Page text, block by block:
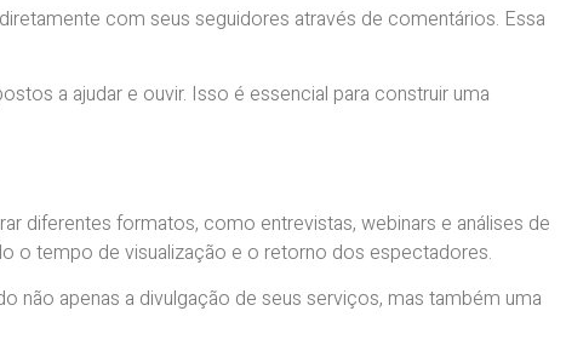
com seus seguidores através de comentários. Essa
a ajudar e ouvir. Isso é essencial para construir uma
diferentes formatos, como entrevistas, webinars e análises de
o tempo de visualização e o retorno dos espectadores.
não apenas a divulgação de seus serviços, mas também uma